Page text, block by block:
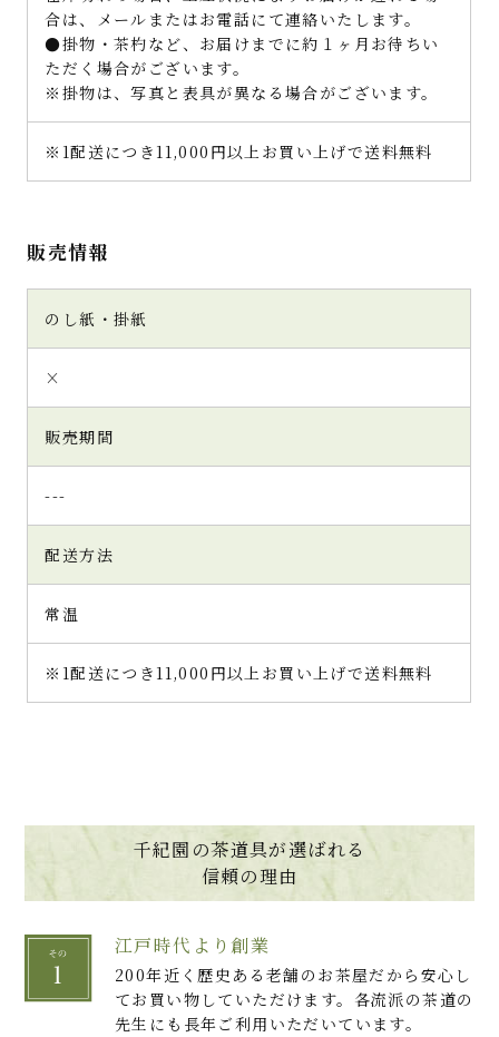
合は、メールまたはお電話にて連絡いたします。
●掛物・茶杓など、お届けまでに約１ヶ月お待ちい
ただく場合がございます。
※掛物は、写真と表具が異なる場合がございます。
※1配送につき11,000円以上お買い上げで送料無料
販売情報
のし紙・掛紙
×
販売期間
---
配送方法
常温
※1配送につき11,000円以上お買い上げで送料無料
千紀園の茶道具が選ばれる
信頼の理由
江戸時代より創業
200年近く歴史ある老舗のお茶屋だから安心し
てお買い物していただけます。各流派の茶道の
先生にも長年ご利用いただいています。